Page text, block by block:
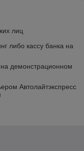
лиц
либо кассу банка на
демонстрационном
Автолайтэкспресс